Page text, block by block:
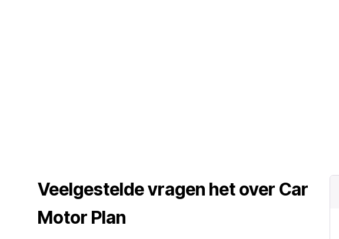
Veelgestelde vragen het over Car
Motor Plan